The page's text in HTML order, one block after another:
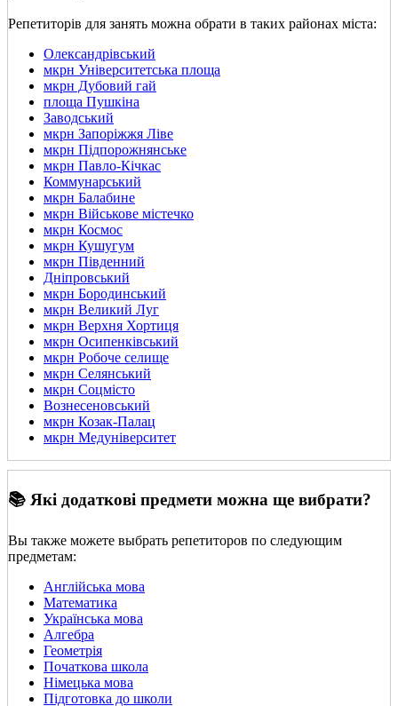
Репетиторів для занять можна обрати в таких районах міста:
Олександрівський
мкрн Університетська площа
мкрн Дубовий гай
площа Пушкіна
Заводський
мкрн Запоріжжя Ліве
мкрн Підпорожнянське
мкрн Павло-Кічкас
Коммунарський
мкрн Балабине
мкрн Військове містечко
мкрн Космос
мкрн Кушугум
мкрн Південний
Дніпровський
мкрн Бородинський
мкрн Великий Луг
мкрн Верхня Хортиця
мкрн Осипенківський
мкрн Робоче селище
мкрн Селянський
мкрн Соцмісто
Вознесеновський
мкрн Козак-Палац
мкрн Медуніверситет
📚 Які додаткові предмети можна ще вибрати?
Вы также можете выбрать репетиторов по следующим
предметам:
Англійська мова
Математика
Українська мова
Алгебра
Геометрія
Початкова школа
Німецька мова
Підготовка до школи